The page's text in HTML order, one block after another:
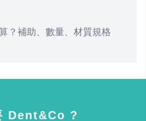
？補助、數量、材質規格
Dent&Co ?